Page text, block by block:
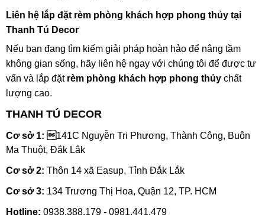
Liên hệ lắp đặt rèm phòng khách hợp phong thủy tại
Thanh Tú Decor
Nếu bạn đang tìm kiếm giải pháp hoàn hảo để nâng tầm
không gian sống, hãy liên hệ ngay với chúng tôi để được tư
vấn và lắp đặt rèm phòng khách hợp phong thủy chất
lượng cao.
THANH TÚ DECOR
Cơ sở 1: 141C Nguyễn Tri Phương, Thành Công, Buôn
Ma Thuột, Đắk Lắk
Cơ sở 2: Thôn 14 xã Easup, Tỉnh Đắk Lắk
Cơ sở 3: 134 Trương Thị Hoa, Quận 12, TP. HCM
Hotline: 0938.388.179 - 0981.441.479